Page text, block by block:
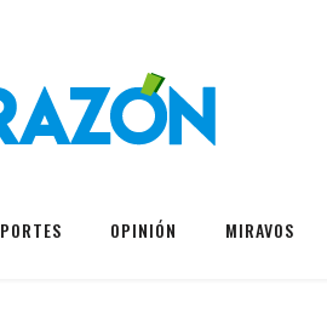
OPINIÓN MIRAVOS